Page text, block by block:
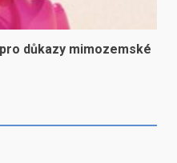
důkazy mimozemské